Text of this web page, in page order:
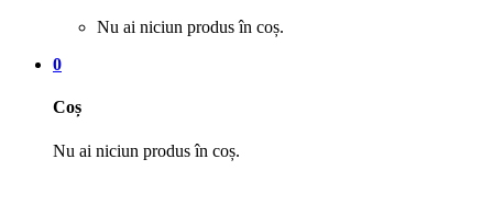
Nu ai niciun produs în coș.
0
Coș
Nu ai niciun produs în coș.